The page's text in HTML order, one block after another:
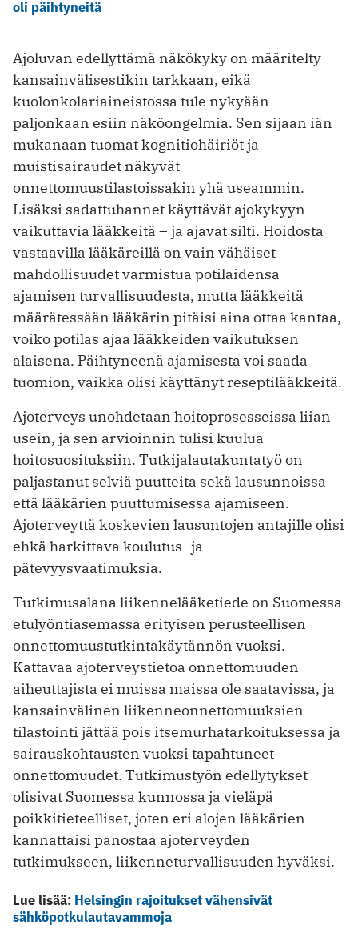
oli päihtyneitä
Ajoluvan edellyttämä näkökyky on määritelty
kansainvälisestikin tarkkaan, eikä
kuolonkolariaineistossa tule nykyään
paljonkaan esiin näköongelmia. Sen sijaan iän
mukanaan tuomat kognitiohäiriöt ja
muistisairaudet näkyvät
onnettomuustilastoissakin yhä useammin.
Lisäksi sadattuhannet käyttävät ajokykyyn
vaikuttavia lääkkeitä – ja ajavat silti. Hoidosta
vastaavilla lääkäreillä on vain vähäiset
mahdollisuudet varmistua potilaidensa
ajamisen turvallisuudesta, mutta lääkkeitä
määrätessään lääkärin pitäisi aina ottaa kantaa,
voiko potilas ajaa lääkkeiden vaikutuksen
alaisena. Päihtyneenä ajamisesta voi saada
tuomion, vaikka olisi käyttänyt reseptilääkkeitä.
Ajoterveys unohdetaan hoitoprosesseissa liian
usein, ja sen arvioinnin tulisi kuulua
hoitosuosituksiin. Tutkijalautakuntatyö on
paljastanut selviä puutteita sekä lausunnoissa
että lääkärien puuttumisessa ajamiseen.
Ajoterveyttä koskevien lausuntojen antajille olisi
ehkä harkittava koulutus- ja
pätevyysvaatimuksia.
Tutkimusalana liikennelääketiede on Suomessa
etulyöntiasemassa erityisen perusteellisen
onnettomuustutkintakäytännön vuoksi.
Kattavaa ajoterveystietoa onnettomuuden
aiheuttajista ei muissa maissa ole saatavissa, ja
kansainvälinen liikenneonnettomuuksien
tilastointi jättää pois itsemurhatarkoituksessa ja
sairauskohtausten vuoksi tapahtuneet
onnettomuudet. Tutkimustyön edellytykset
olisivat Suomessa kunnossa ja vieläpä
poikkitieteelliset, joten eri alojen lääkärien
kannattaisi panostaa ajoterveyden
tutkimukseen, liikenneturvallisuuden hyväksi.
Lue lisää: Helsingin rajoitukset vähensivät
sähköpotkulautavammoja